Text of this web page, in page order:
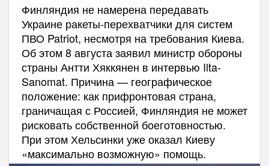
Финляндия не намерена передавать
Украине ракеты-перехватчики для систем
ПВО Patriot, несмотря на требования Киева.
Об этом 8 августа заявил министр обороны
страны Антти Хяккянен в интервью Ilta-
Sanomat. Причина — географическое
положение: как прифронтовая страна,
граничащая с Россией, Финляндия не может
рисковать собственной боеготовностью.
При этом Хельсинки уже оказал Киеву
«максимально возможную» помощь.